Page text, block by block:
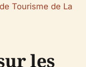
Tourisme de La
les